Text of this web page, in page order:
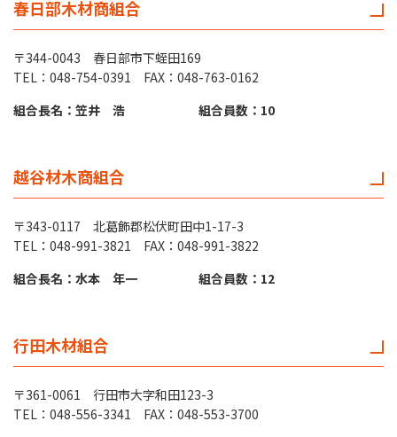
春日部木材商組合
〒344-0043 春日部市下蛭田169
TEL：048-754-0391 FAX：048-763-0162
組合長名：笠井 浩
組合員数：10
越谷材木商組合
〒343-0117 北葛飾郡松伏町田中1-17-3
TEL：048-991-3821 FAX：048-991-3822
組合長名：水本 年一
組合員数：12
行田木材組合
〒361-0061 行田市大字和田123-3
TEL：048-556-3341 FAX：048-553-3700